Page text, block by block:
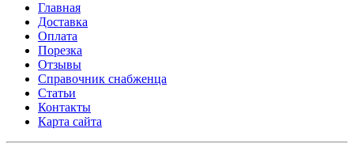
Главная
Доставка
Оплата
Порезка
Отзывы
Справочник снабженца
Статьи
Контакты
Карта сайта